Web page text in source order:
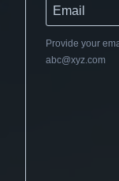
Provide your
abc@xyz.com